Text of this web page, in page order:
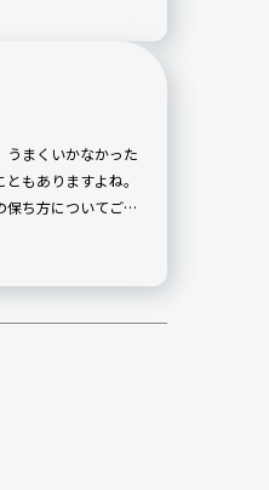
うまくいかなかった
もありますよね。
ち方についてご紹